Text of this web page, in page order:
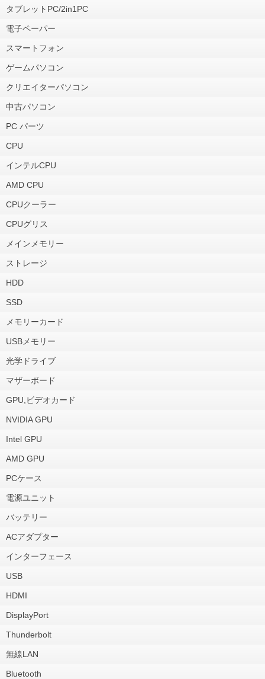
タブレットPC/2in1PC
電子ペーパー
スマートフォン
ゲームパソコン
クリエイターパソコン
中古パソコン
PC パーツ
CPU
インテルCPU
AMD CPU
CPUクーラー
CPUグリス
メインメモリー
ストレージ
HDD
SSD
メモリーカード
USBメモリー
光学ドライブ
マザーボード
GPU,ビデオカード
NVIDIA GPU
Intel GPU
AMD GPU
PCケース
電源ユニット
バッテリー
ACアダプター
インターフェース
USB
HDMI
DisplayPort
Thunderbolt
無線LAN
Bluetooth